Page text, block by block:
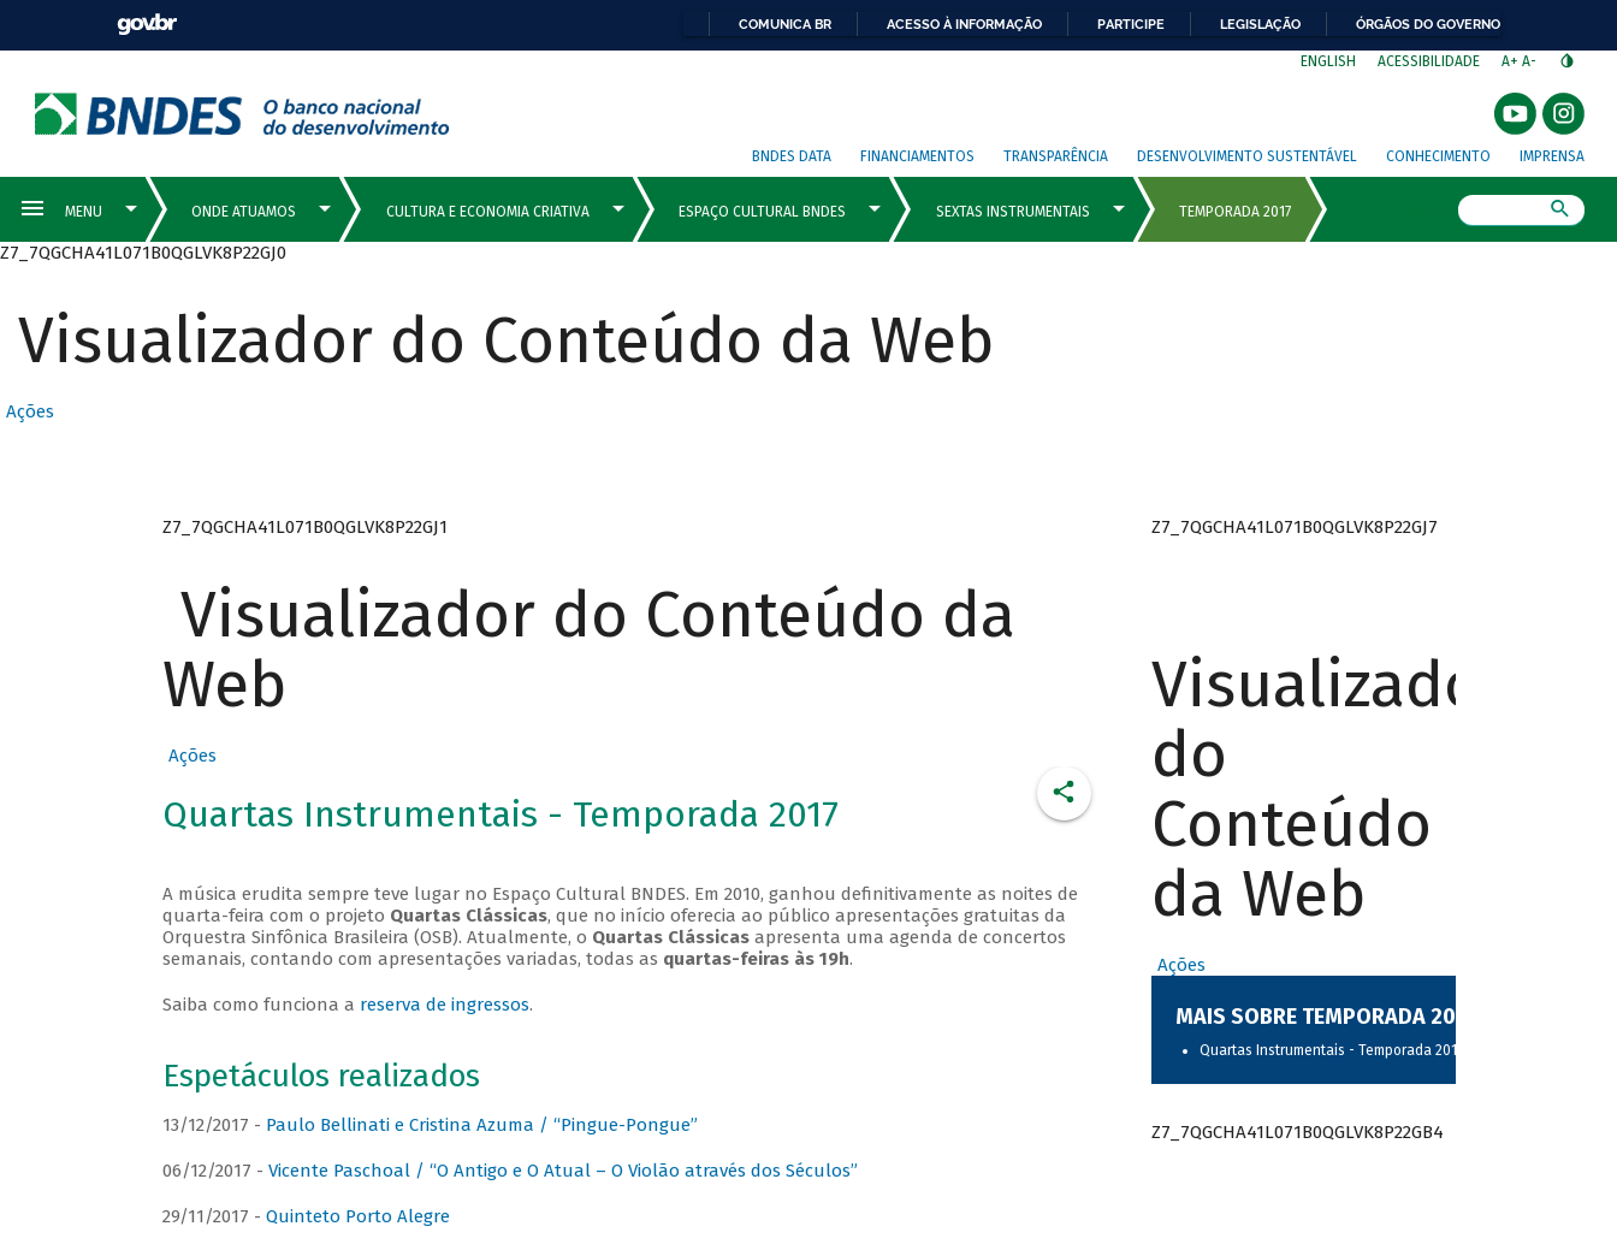
COMUNICA BR ACESSO À INFORMAÇÃO PARTICIPE LEGISLAÇÃO ÓRGÃOS DO GOVERNO
ENGLISH ACESSIBILIDADE A+ A-
BNDES DATA FINANCIAMENTOS TRANSPARÊNCIA DESENVOLVIMENTO SUSTENTÁVEL CONHECIMENTO IMPRENSA
Z7_7QGCHA41L071B0QGLVK8P22GJ0
Visualizador do Conteúdo da Web
Ações
Z7_7QGCHA41L071B0QGLVK8P22GJ1
Visualizador do Conteúdo da
Web
Ações
Quartas Instrumentais - Temporada 2017
A música erudita sempre teve lugar no Espaço Cultural BNDES. Em 2010, ganhou definitivamente as noites de
quarta-feira com o projeto Quartas Clássicas, que no início oferecia ao público apresentações gratuitas da
Orquestra Sinfônica Brasileira (OSB). Atualmente, o Quartas Clássicasapresenta uma agenda de concertos
semanais, contando com apresentações variadas, todas as quartas-feiras às 19h.
Saiba como funciona a reserva de ingressos.
Espetáculos realizados
13/12/2017 - Paulo Bellinati e Cristina Azuma / “Pingue-Pongue”
06/12/2017 - Vicente Paschoal / “O Antigo e O Atual – O Violão através dos Séculos”
29/11/2017 - Quinteto Porto Alegre
Z7_7QGCHA41L071B0QGLVK8P22GJ7
Visualizador
do
Conteúdo
da Web
Ações
MAIS SOBRE TEMPORADA 2017
Quartas Instrumentais - Temporada 2017
Z7_7QGCHA41L071B0QGLVK8P22GB4